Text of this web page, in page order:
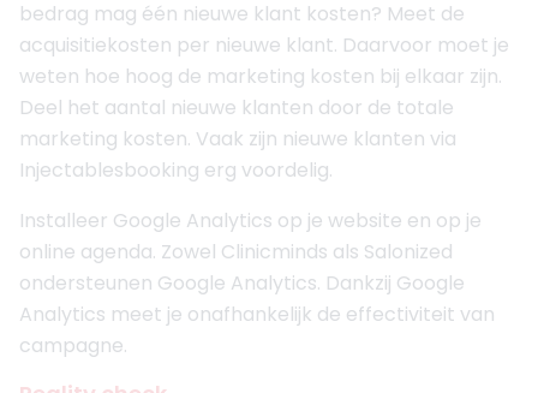
bedrag mag één nieuwe klant kosten? Meet de
acquisitiekosten per nieuwe klant. Daarvoor moet je
weten hoe hoog de marketing kosten bij elkaar zijn.
Deel het aantal nieuwe klanten door de totale
marketing kosten. Vaak zijn nieuwe klanten via
Injectablesbooking erg voordelig.
Installeer Google Analytics op je website en op je
online agenda. Zowel Clinicminds als Salonized
ondersteunen Google Analytics. Dankzij Google
Analytics meet je onafhankelijk de effectiviteit van
campagne.